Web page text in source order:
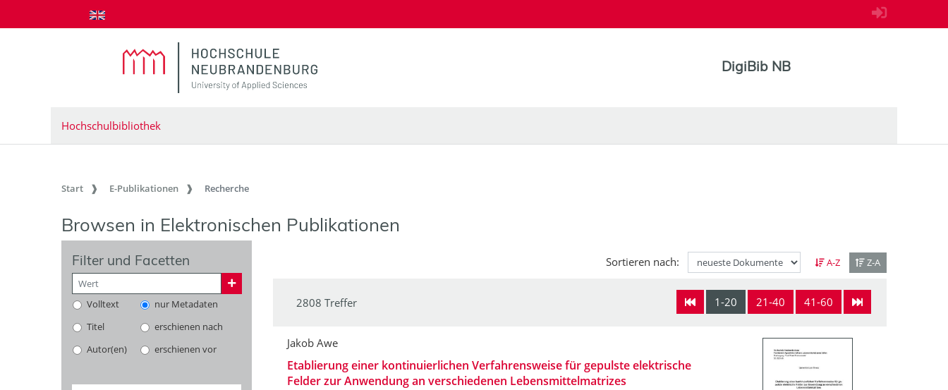
zum Inhalt springen
DigiBib NB
Hochschulbibliothek
Start E-Publikationen Recherche
Browsen in Elektronischen Publikationen
Filter und Facetten
Volltext
nur Metadaten
Titel
erschienen nach
Autor(en)
erschienen vor
Sortieren nach: A-Z Z-A
1-20 21-40 41-60
2808 Treffer
Jakob Awe
Etablierung einer kontinuierlichen Verfahrensweise für gepulste elektrische
Felder zur Anwendung an verschiedenen Lebensmittelmatrizes